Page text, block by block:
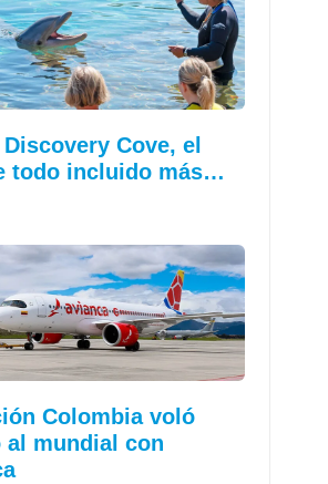
Cove, el
todo incluido más…
Colombia voló
al mundial con